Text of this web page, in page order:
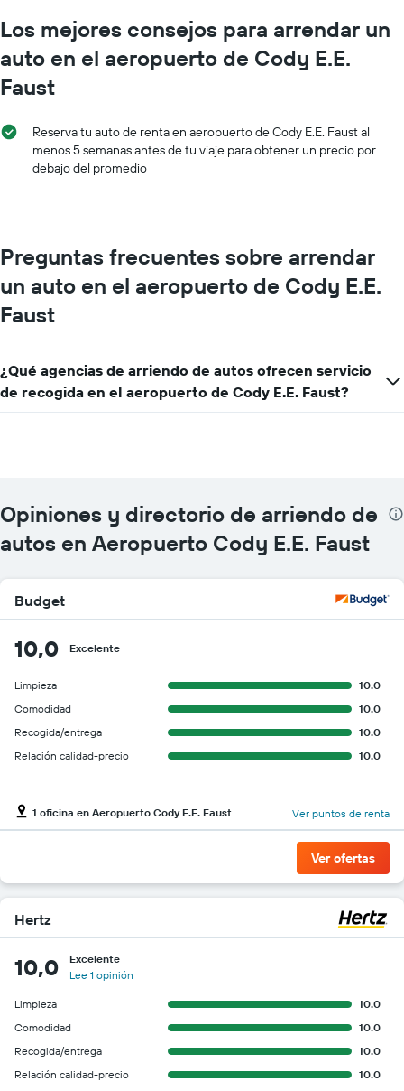
autos.
gráfico
muestra
1
que
indica
de
un
auto
renta
Los mejores consejos para arrendar un
auto en el aeropuerto de Cody E.E.
Faust
Reserva tu auto de renta en aeropuerto de Cody E.E. Faust al
menos 5 semanas antes de tu viaje para obtener un precio por
debajo del promedio
Preguntas frecuentes sobre arrendar
un auto en el aeropuerto de Cody E.E.
Faust
¿Qué agencias de arriendo de autos ofrecen servicio
de recogida en el aeropuerto de Cody E.E. Faust?
Opiniones y directorio de arriendo de
autos en Aeropuerto Cody E.E. Faust
Budget
10,0 Excelente
Limpieza
10.0
Comodidad
10.0
Recogida/entrega
10.0
Relación calidad-precio
10.0
1 oficina en Aeropuerto Cody E.E. Faust Ver puntos de renta
Ver ofertas
Hertz
10,0
Excelente
Lee 1 opinión
Limpieza
10.0
Comodidad
10.0
Recogida/entrega
10.0
Relación calidad-precio
10.0